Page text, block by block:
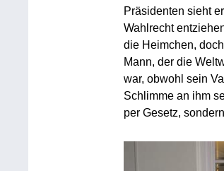
Präsidenten sieht
Wahlrecht
die Heimchen,
Mann, der die
war, obwohl sein
Schlimme an ihm
per Gesetz,